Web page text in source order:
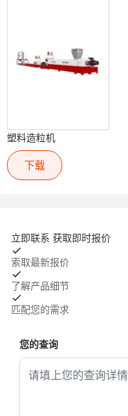
塑料造粒机
下载
立即联系 获取即时报价
索取最新报价
了解产品细节
匹配您的需求
您的查询